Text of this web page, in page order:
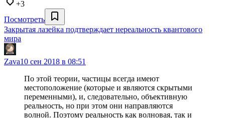
+3
Посмотреть
Закрытая лазейка подтверждает нереальность квантового
мира
Zava10 сен 2018 в 08:51
По этой теории, частицы всегда имеют
местоположение (которые и являются скрытыми
переменными), и, следовательно, объективную
реальность, но при этом они направляются
волной. Поэтому реальность как волновая, так и